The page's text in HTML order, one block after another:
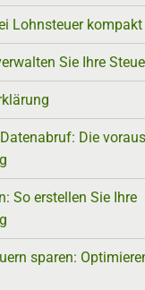
Lohnsteuer kompakt
Sie Ihre
Die
So erstellen Sie Ihre
sparen: